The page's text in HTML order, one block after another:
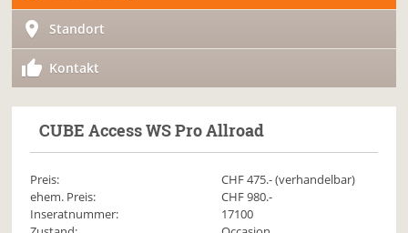
Standort
Kontakt
CUBE Access WS Pro Allroad
Preis: CHF475.- (verhandelbar)
ehem. Preis:
CHF 980.-
Inseratnummer:
17100